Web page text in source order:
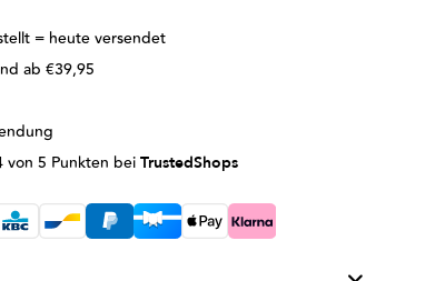
= heute versendet
ab €39,95
von 5 Punkten beiTrustedShops